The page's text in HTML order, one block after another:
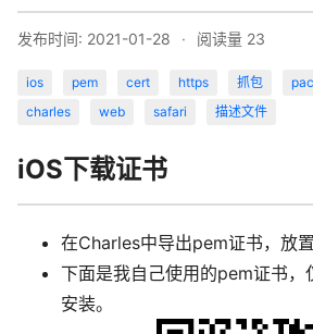
发布时间: 2021-01-28 · 阅读量 23
ios pem cert https 抓包
charles
web safari 描述文件
iOS下载证书
在Charles中导出pem证书，放
下面是我自己使用的pem证书，
安装。